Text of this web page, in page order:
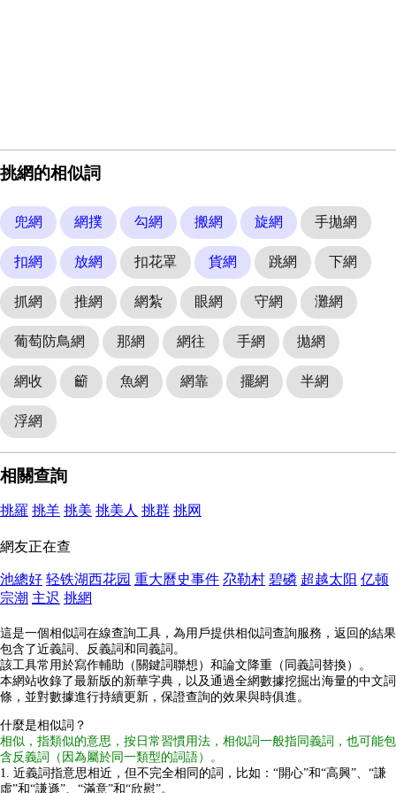
挑網的相似詞
兜網 網撲 勾網 搬網 旋網 手拋網
扣網 放網 扣花罩 貨網 跳網 下網
抓網 推網 網紮 眼網 守網 灘網
葡萄防鳥網 那網 網往 手網 拋網
網收 籪 魚網 網靠 擺網 半網
浮網
相關查詢
挑羅 挑羊 挑美 挑美人 挑群 挑网
網友正在查
池總好 轻铁湖西花园 重大曆史事件 尕勒村 碧磷 超越太阳 亿顿
宗潮 主迟 挑網
這是一個相似詞在線查詢工具，為用戶提供相似詞查詢服務，返回的結果
包含了近義詞、反義詞和同義詞。
該工具常用於寫作輔助（關鍵詞聯想）和論文降重（同義詞替換）。
本網站收錄了最新版的新華字典，以及通過全網數據挖掘出海量的中文詞
條，並對數據進行持續更新，保證查詢的效果與時俱進。
什麼是相似詞？
相似，指類似的意思，按日常習慣用法，相似詞一般指同義詞，也可能包
含反義詞（因為屬於同一類型的詞語）。
1. 近義詞指意思相近，但不完全相同的詞，比如：“開心”和“高興”、“謙
虛”和“謙遜”、“滿意”和“欣慰”。